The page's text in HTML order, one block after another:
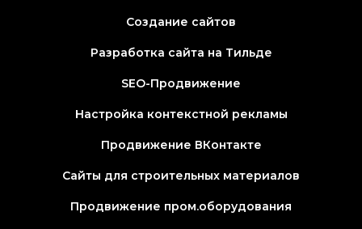
Создание сайтов
Разработка сайта на Тильде
SEO-Продвижение
Настройка контекстной рекламы
Продвижение ВКонтакте
Сайты для строительных материалов
Продвижение пром.оборудования